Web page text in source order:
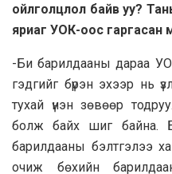
ойлголцлол байв уу?
яриаг УОК-оос
-Би барилдааны дараа
гэдгийг бүрэн эхээр нь
тухай үнэн зөвөөр
болж байх шиг байна.
барилдааны бэлтгэлээ
очиж бөхийн